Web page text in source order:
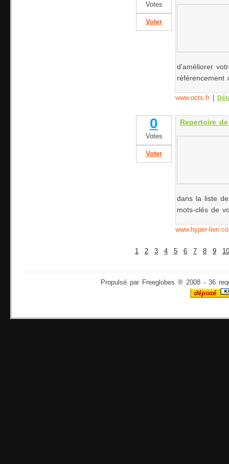
Votes
Voter
d'améliorer
référencement
www.octs.fr|
0
Votes
Voter
Repertoire
dans la liste
mots-clés de
www.hyper-
1 2 3 4 5 6 7 8 9 10
Propulsé par Freeglobes ® 2008 - 36